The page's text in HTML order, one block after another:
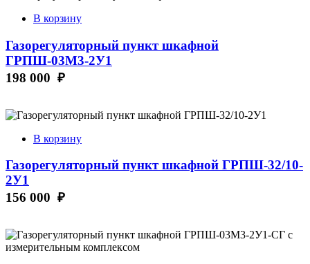
В корзину
Газорегуляторный пункт шкафной
ГРПШ-03М3-2У1
198 000 ₽
В корзину
Газорегуляторный пункт шкафной ГРПШ-32/10-
2У1
156 000 ₽